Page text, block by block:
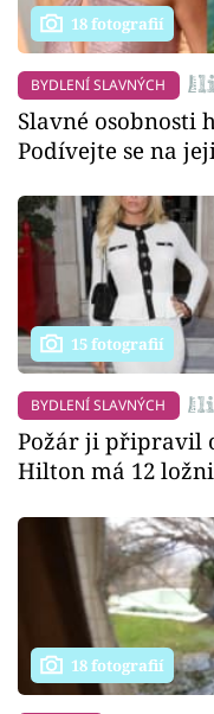
18 fotografií
BYDLENÍ SLAVNÝCH
Slavné osobnosti
Podívejte se na
15 fotografií
BYDLENÍ SLAVNÝCH
Požár ji připravil
Hilton má 12
18 fotografií